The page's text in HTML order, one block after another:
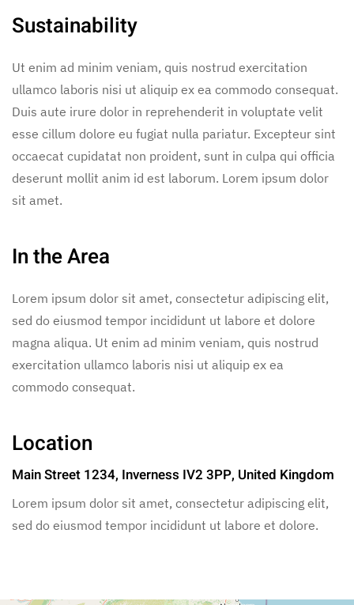
Sustainability
Ut enim ad minim veniam, quis nostrud exercitation
ullamco laboris nisi ut aliquip ex ea commodo consequat.
Duis aute irure dolor in reprehenderit in voluptate velit
esse cillum dolore eu fugiat nulla pariatur. Excepteur sint
occaecat cupidatat non proident, sunt in culpa qui officia
deserunt mollit anim id est laborum. Lorem ipsum dolor
sit amet.
In the Area
Lorem ipsum dolor sit amet, consectetur adipiscing elit,
sed do eiusmod tempor incididunt ut labore et dolore
magna aliqua. Ut enim ad minim veniam, quis nostrud
exercitation ullamco laboris nisi ut aliquip ex ea
commodo consequat.
Location
Main Street 1234, Inverness IV2 3PP, United Kingdom
Lorem ipsum dolor sit amet, consectetur adipiscing elit,
sed do eiusmod tempor incididunt ut labore et dolore.